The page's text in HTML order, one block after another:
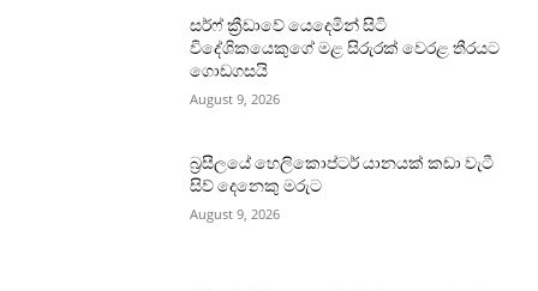
සර්ෆ් ක්‍රීඩාවේ යෙදෙමින් සිටි
විදේශිකයෙකුගේ මළ සිරුරක් වෙරළ තීරයට
ගොඩගසයි
August 9, 2026
බ්‍රසීලයේ හෙලිකොප්ටර් යානයක් කඩා වැටී
සිව් දෙනෙකු මරුට
August 9, 2026